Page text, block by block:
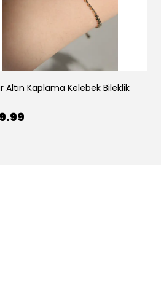
Altın Kaplama Kelebek Bileklik